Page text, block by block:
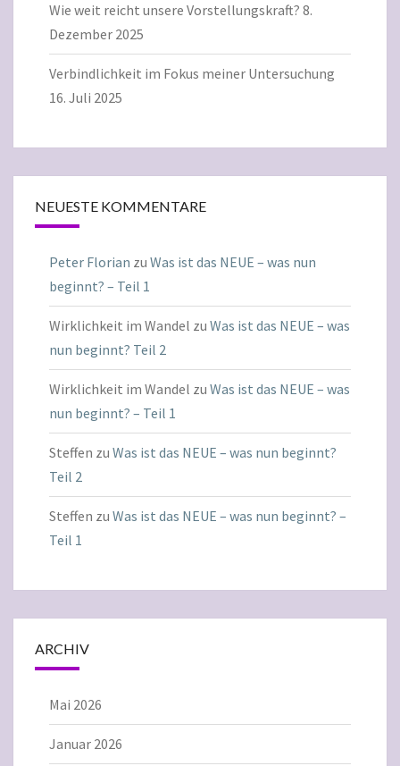
Wie weit reicht unsere Vorstellungskraft? 8.
Dezember 2025
Verbindlichkeit im Fokus meiner Untersuchung
16. Juli 2025
NEUESTE KOMMENTARE
Peter Florian zu Was ist das NEUE – was nun
beginnt? – Teil 1
Wirklichkeit im Wandel zu Was ist das NEUE – was
nun beginnt? Teil 2
Wirklichkeit im Wandel zu Was ist das NEUE – was
nun beginnt? – Teil 1
Steffen zu Was ist das NEUE – was nun beginnt?
Teil 2
Steffen zu Was ist das NEUE – was nun beginnt? –
Teil 1
ARCHIV
Mai 2026
Januar 2026